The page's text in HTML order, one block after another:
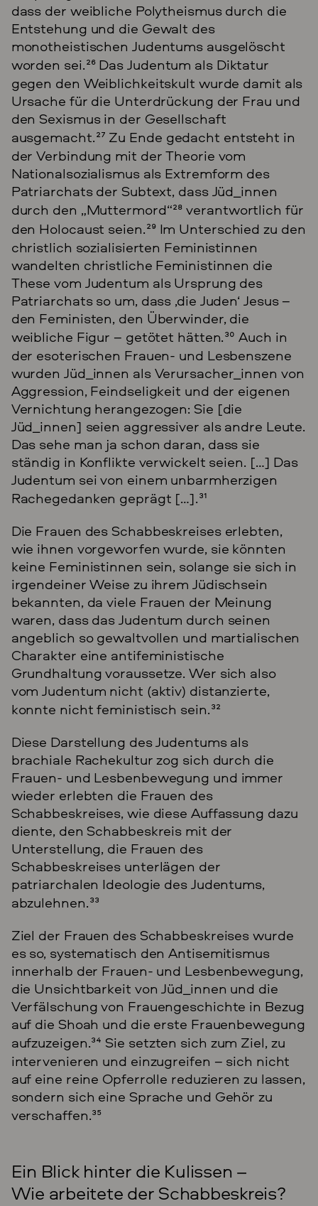
dass der weibliche Polytheismus durch die
Entstehung und die Gewalt des
monotheistischen Judentums ausgelöscht
worden sei.26Das Judentum als Diktatur
gegen den Weiblichkeitskult wurde damit als
Ursache für die Unterdrückung der Frau und
den Sexismus in der Gesellschaft
ausgemacht.27 Zu Ende gedacht entsteht in
der Verbindung mit der Theorie vom
Nationalsozialismus als Extremform des
Patriarchats der Subtext, dass Jüd_innen
durch den „Muttermord“28verantwortlich für
den Holocaust seien.29Im Unterschied zu den
christlich sozialisierten Feministinnen
wandelten christliche Feministinnen die
These vom Judentum als Ursprung des
Patriarchats so um, dass ‚die Juden‘ Jesus –
den Feministen, den Überwinder, die
weibliche Figur – getötet hätten.30 Auch in
der esoterischen Frauen- und Lesbenszene
wurden Jüd_innen als Verursacher_innen von
Aggression, Feindseligkeit und der eigenen
Vernichtung herangezogen: Sie [die
Jüd_innen] seien aggressiver als andre Leute.
Das sehe man ja schon daran, dass sie
ständig in Konflikte verwickelt seien. […] Das
Judentum sei von einem unbarmherzigen
Rachegedanken geprägt […].31
Die Frauen des Schabbeskreises erlebten,
wie ihnen vorgeworfen wurde, sie könnten
keine Feministinnen sein, solange sie sich in
irgendeiner Weise zu ihrem Jüdischsein
bekannten, da viele Frauen der Meinung
waren, dass das Judentum durch seinen
angeblich so gewaltvollen und martialischen
Charakter eine antifeministische
Grundhaltung voraussetze. Wer sich also
vom Judentum nicht (aktiv) distanzierte,
konnte nicht feministisch sein.32
Diese Darstellung des Judentums als
brachiale Rachekultur zog sich durch die
Frauen- und Lesbenbewegung und immer
wieder erlebten die Frauen des
Schabbeskreises, wie diese Auffassung dazu
diente, den Schabbeskreis mit der
Unterstellung, die Frauen des
Schabbeskreises unterlägen der
patriarchalen Ideologie des Judentums,
abzulehnen.33
Ziel der Frauen des Schabbeskreises wurde
es so, systematisch den Antisemitismus
innerhalb der Frauen- und Lesbenbewegung,
die Unsichtbarkeit von Jüd_innen und die
Verfälschung von Frauengeschichte in Bezug
auf die Shoah und die erste Frauenbewegung
aufzuzeigen.34 Sie setzten sich zum Ziel, zu
intervenieren und einzugreifen – sich nicht
auf eine reine Opferrolle reduzieren zu lassen,
sondern sich eine Sprache und Gehör zu
verschaffen.35
Ein Blick hinter die Kulissen –
Wie arbeitete der Schabbeskreis?